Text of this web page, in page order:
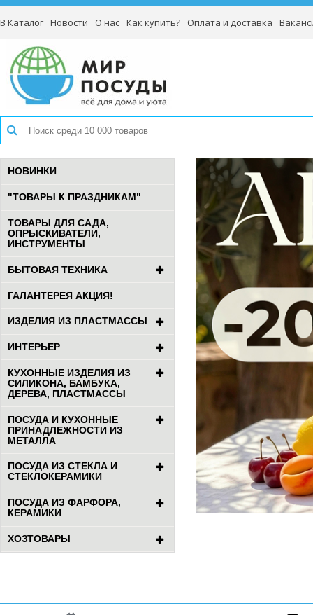
В Каталог Новости О нас Как купить? Оплата и доставка
НОВИНКИ
"ТОВАРЫ К ПРАЗДНИКАМ"
ТОВАРЫ ДЛЯ САДА,
ОПРЫСКИВАТЕЛИ,
ИНСТРУМЕНТЫ
БЫТОВАЯ ТЕХНИКА
ГАЛАНТЕРЕЯ АКЦИЯ!
ИЗДЕЛИЯ ИЗ ПЛАСТМАССЫ
ИНТЕРЬЕР
КУХОННЫЕ ИЗДЕЛИЯ ИЗ
СИЛИКОНА, БАМБУКА,
ДЕРЕВА, ПЛАСТМАССЫ
ПОСУДА И КУХОННЫЕ
ПРИНАДЛЕЖНОСТИ ИЗ
МЕТАЛЛА
ПОСУДА ИЗ СТЕКЛА И
СТЕКЛОКЕРАМИКИ
ПОСУДА ИЗ ФАРФОРА,
КЕРАМИКИ
ХОЗТОВАРЫ